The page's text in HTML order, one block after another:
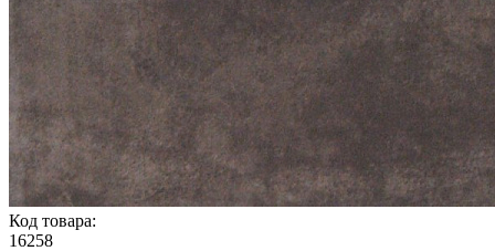
Код товара:
16258